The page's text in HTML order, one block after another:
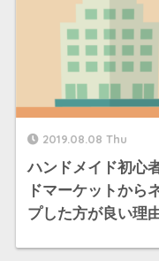
2019.08.08 Thu
ハンドメイド初心
ドマーケットから
プした方が良い理